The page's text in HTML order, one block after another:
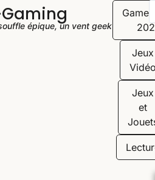
épique, un vent geek"
Jeux
Jeux
et